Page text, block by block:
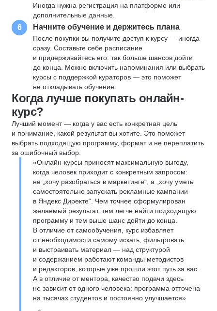
Иногда нужна регистрация на платформе или
дополнительные данные.
6 Начните обучение и держитесь плана
После покупки вы получите доступ к курсу — иногда
сразу. Составьте себе расписание
и придерживайтесь его: так больше шансов дойти
до конца. Можно включить напоминания или выбрать
курсы с поддержкой кураторов — это поможет
не откладывать обучение.
Когда лучше покупать онлайн-
курс?
Лучший момент — когда у вас есть конкретная цель
и понимание, какой результат вы хотите. Это поможет
выбрать подходящую программу, формат и не переплатить
за ошибочный выбор.
«Онлайн-курсы приносят максимальную выгоду,
когда человек приходит с конкретным запросом:
не „хочу разобраться в маркетинге“, а „хочу уметь
самостоятельно запускать рекламные кампании
в Яндекс Директе“. Чем точнее сформулирован
желаемый результат, тем легче найти подходящую
программу и тем выше шанс дойти до конца.
В отличие от самообучения, курс избавляет
от необходимости самому искать, фильтровать
и выстраивать материал — над структурой
и содержанием работают команды методистов
и редакторов, которые уже прошли этот путь за вас.
А в отличие от ментора, качество подачи здесь
не зависит от одного человека: программа отточена
на тысячах студентов и постоянно улучшается»